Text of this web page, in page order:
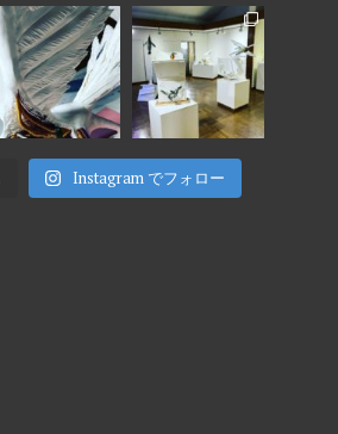
Instagram でフォロー